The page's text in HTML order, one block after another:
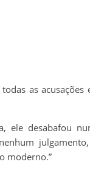
as
ele desabafou
moderno.”